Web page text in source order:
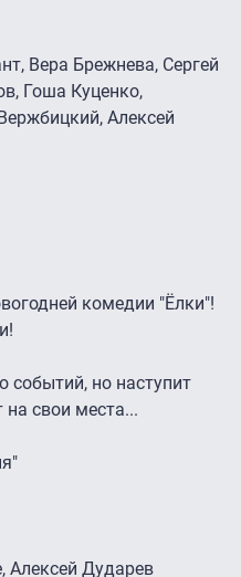
Вера Брежнева, Сергей
Гоша Куценко,
Алексей
комедии "Ёлки"!
событий, но наступит
на свои места...
Алексей Дударев